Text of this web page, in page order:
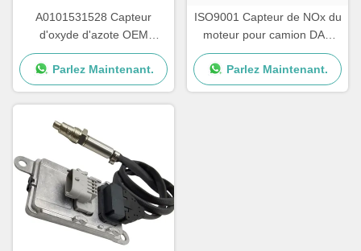
A0101531528 Capteur
d'oxyde d'azote OEM
NS1110 Mercedes Actros
Capteur de NOx
5WK97330A
Parlez Maintenant.
ISO9001 Capteur de NOx du
moteur pour camion DAF
2011649 1793379
5WK96628B 1697586
Parlez Maintenant.